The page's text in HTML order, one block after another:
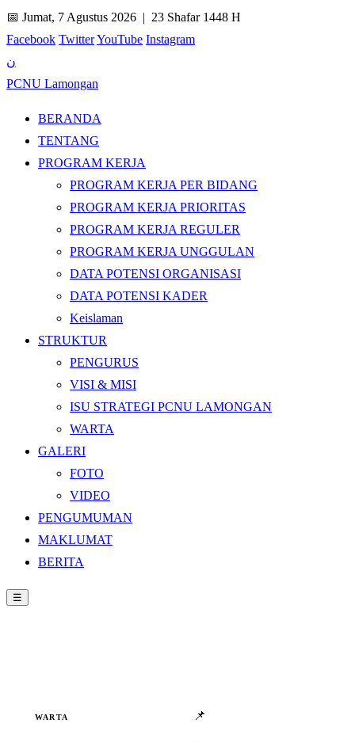
📅 Jumat, 7 Agustus 2026 | 23 Shafar 1448 H
Facebook TwitterYouTube Instagram
ن
PCNU Lamongan
BERANDA
TENTANG
PROGRAM KERJA
PROGRAM KERJA PER BIDANG
PROGRAM KERJA PRIORITAS
PROGRAM KERJA REGULER
PROGRAM KERJA UNGGULAN
DATA POTENSI ORGANISASI
DATA POTENSI KADER
Keislaman
STRUKTUR
PENGURUS
VISI & MISI
ISU STRATEGI PCNU LAMONGAN
WARTA
GALERI
FOTO
VIDEO
PENGUMUMAN
MAKLUMAT
BERITA
☰
WARTA 📌